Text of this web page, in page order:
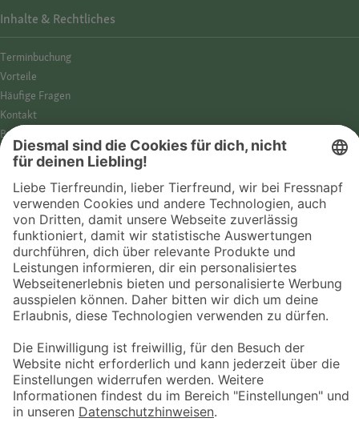
© 2026 Fressnapf Tiernahrungs GmbH
Westpreußenstraße 32-38
47809 Krefeld
Inhalte & Rechtliches
Termin­buchung
Vorteile
Häufige Fragen
Kontakt
Barrierefreiheit
Impressum
Datenschutz­hinweise
Cookies
AGB
Entdecke Fressnapf
Tierversicherung
GPS-Tracker
Fressnapf Salon
Online-Shop